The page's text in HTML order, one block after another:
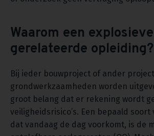
Waarom een
gerelateerde opleiding?
Bij ieder bouwproject of ander
grondwerkzaamheden worden
groot belang dat er rekening wordt
veiligheidsrisico’s. Een bepaald
dat vandaag de dag voorkomt, is de